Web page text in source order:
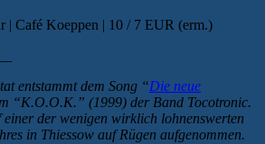
| Café Koeppen | 10 / 7 EUR (erm.)
entstammt dem Song “Die neue
“K.O.O.K.” (1999) der Band Tocotronic.
der wenigen wirklich lohnenswerten
in Thiessow auf Rügen aufgenommen.